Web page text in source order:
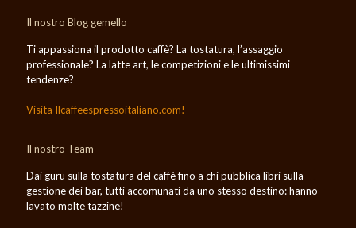
Il nostro Blog gemello
Ti appassiona il prodotto caffè? La tostatura, l’assaggio
professionale? La latte art, le competizioni e le ultimissimi
tendenze?
Visita Ilcaffeespressoitaliano.com!
Il nostro Team
Dai guru sulla tostatura del caffè fino a chi pubblica libri sulla
gestione dei bar, tutti accomunati da uno stesso destino: hanno
lavato molte tazzine!